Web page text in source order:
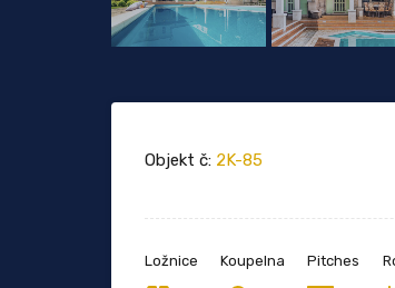
Objekt č: 2K-85
Ložnice Koupelna Pitches